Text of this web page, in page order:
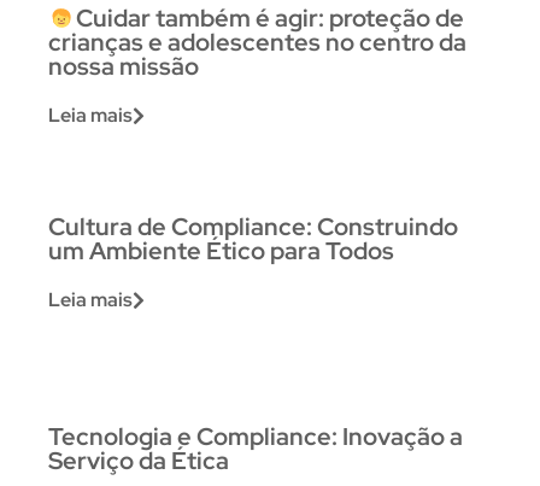
Cuidar também é agir: proteção de
crianças e adolescentes no centro da
nossa missão
Leia mais
Cultura de Compliance: Construindo
um Ambiente Ético para Todos
Leia mais
Tecnologia e Compliance: Inovação a
Serviço da Ética